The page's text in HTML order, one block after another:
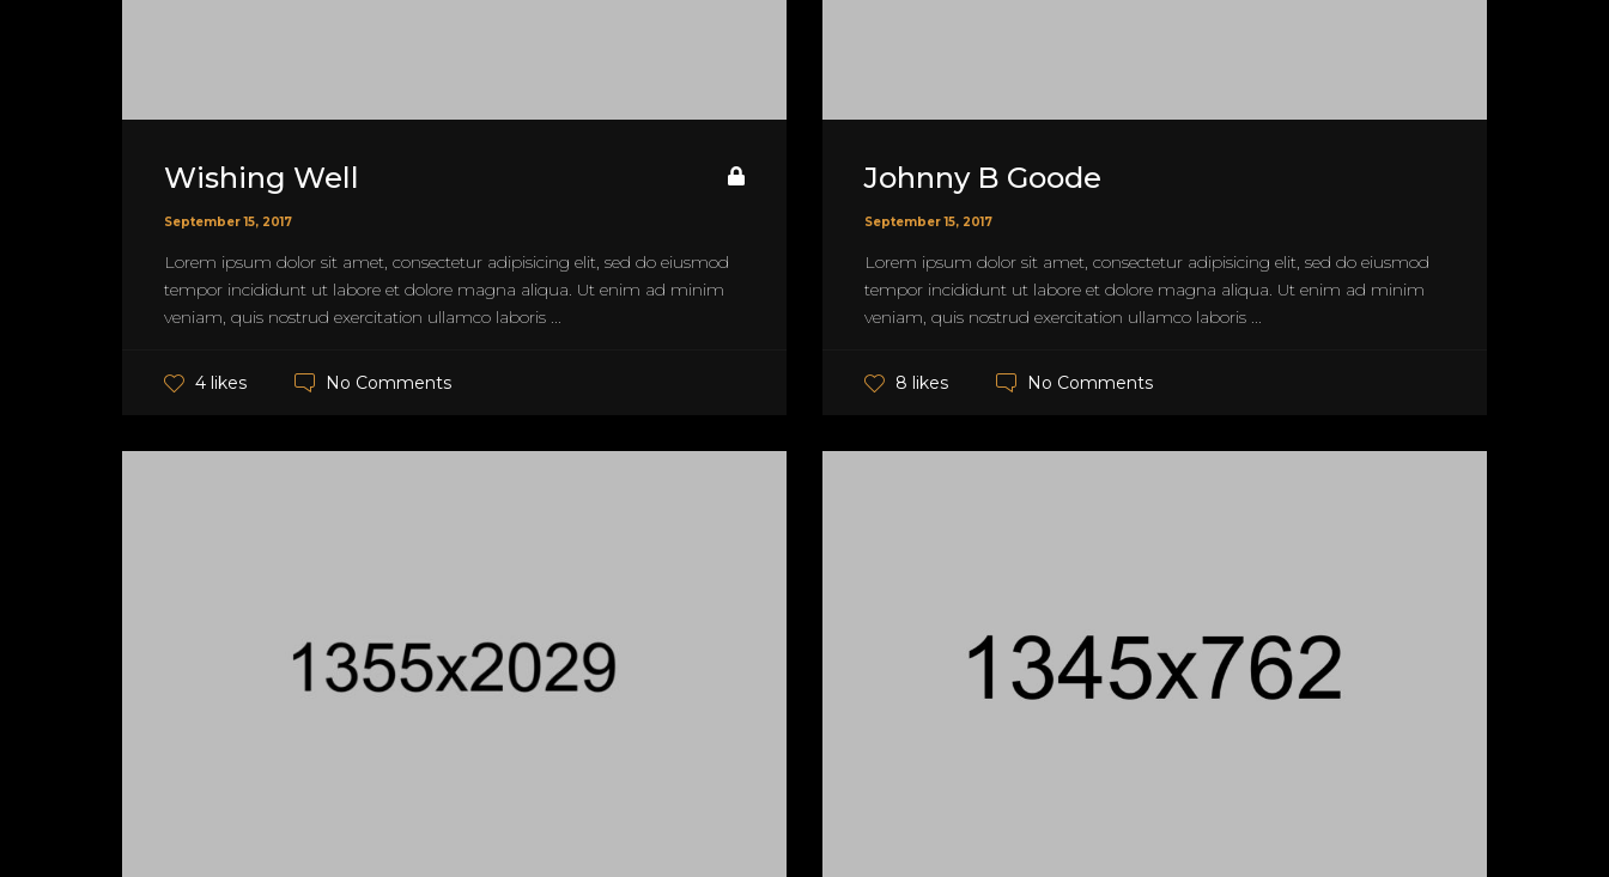
Wishing Well
September 15, 2017
Lorem ipsum dolor sit amet, consectetur adipisicing elit, sed do eiusmod
tempor incididunt ut labore et dolore magna aliqua. Ut enim ad minim
veniam, quis nostrud exercitation ullamco laboris ...
4 likes No Comments
Johnny B Goode
September 15, 2017
Lorem ipsum dolor sit amet, consectetur adipisicing elit, sed do eiusmod
tempor incididunt ut labore et dolore magna aliqua. Ut enim ad minim
veniam, quis nostrud exercitation ullamco laboris ...
8 likes No Comments